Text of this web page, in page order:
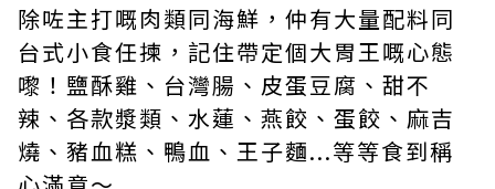
除咗主打嘅肉類同海鮮，仲有大量配料同
台式小食任揀，記住帶定個大胃王嘅心態
嚟！鹽酥雞、台灣腸、皮蛋豆腐、甜不
辣、各款漿類、水蓮、燕餃、蛋餃、麻吉
燒、豬血糕、鴨血、王子麵...等等食到稱